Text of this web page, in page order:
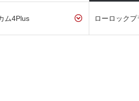
ム4Plus ローロックプ